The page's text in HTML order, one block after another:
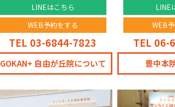
LINEはこちら
WEB予約をする
TEL 03-6844-7823
GOKAN+ 自由が丘院について
LINE
WEB
TEL 06-
豊中本